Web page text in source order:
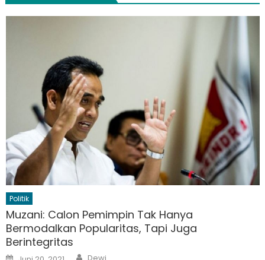
Politik
Muzani: Calon Pemimpin Tak Hanya
Bermodalkan Popularitas, Tapi Juga
Berintegritas
Posted Author